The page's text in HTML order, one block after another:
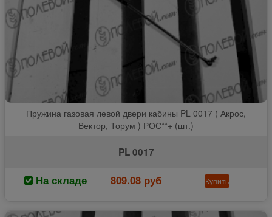
Пружина газовая левой двери кабины PL 0017 ( Акрос,
Вектор, Торум ) РОС**+ (шт.)
PL 0017
На складе 809.08 руб Купить